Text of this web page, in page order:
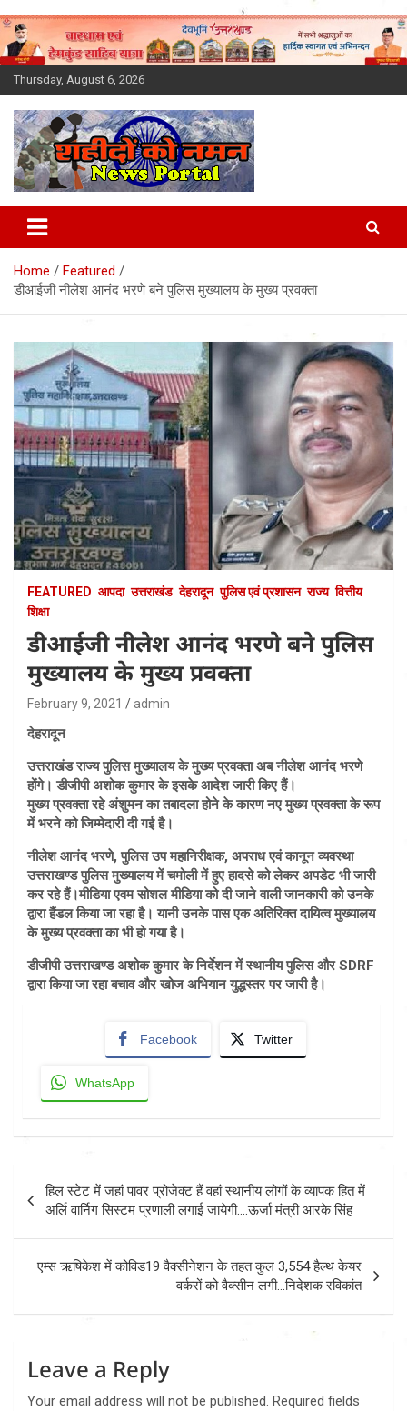
Skip
to
content
Thursday, August 6, 2026
Latest News Today, Breaking
News, Uttarakhand News in
Hindi
Home
Featured
डीआईजी नीलेश आनंद भरणे बने पुलिस मुख्यालय के मुख्य प्रवक्ता
FEATURED आपदा उत्तराखंड देहरादून पुलिस एवं प्रशासन राज्य वित्तीय
शिक्षा
डीआईजी नीलेश आनंद भरणे बने पुलिस
मुख्यालय के मुख्य प्रवक्ता
February 9, 2021 admin
देहरादून
उत्तराखंड राज्य पुलिस मुख्यालय के मुख्य प्रवक्ता अब नीलेश आनंद भरणे
होंगे। डीजीपी अशोक कुमार के इसके आदेश जारी किए हैं।
मुख्य प्रवक्ता रहे अंशुमन का तबादला होने के कारण नए मुख्य प्रवक्ता के रूप
में भरने को जिम्मेदारी दी गई है।
नीलेश आनंद भरणे, पुलिस उप महानिरीक्षक, अपराध एवं कानून व्यवस्था
उत्तराखण्ड पुलिस मुख्यालय में चमोली में हुए हादसे को लेकर अपडेट भी जारी
कर रहे हैं।मीडिया एवम सोशल मीडिया को दी जाने वाली जानकारी को उनके
द्वारा हैंडल किया जा रहा है। यानी उनके पास एक अतिरिक्त दायित्व मुख्यालय
के मुख्य प्रवक्ता का भी हो गया है।
डीजीपी उत्तराखण्ड अशोक कुमार के निर्देशन में स्थानीय पुलिस और SDRF
द्वारा किया जा रहा बचाव और खोज अभियान युद्धस्तर पर जारी है।
Facebook Twitter
WhatsApp
Post
navigation
हिल स्टेट में जहां पावर प्रोजेक्ट हैं वहां स्थानीय लोगों के व्यापक हित में
अर्लि वार्निग सिस्टम प्रणाली लगाई जायेगी….ऊर्जा मंत्री आरके सिंह
एम्स ऋषिकेश में कोविड19 वैक्सीनेशन के तहत कुल 3,554 हैल्थ केयर
वर्करों को वैक्सीन लगी…निदेशक रविकांत
Leave a Reply
Your email address will not be published. Required fields